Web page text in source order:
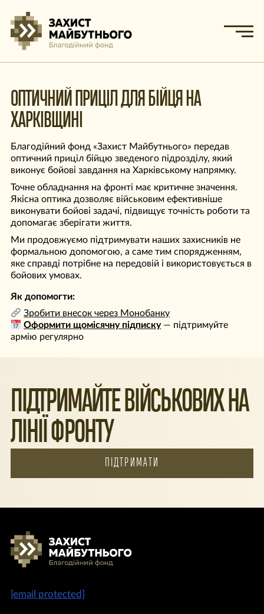
ОПТИЧНИЙ ПРИЦІЛ ДЛЯ БІЙЦЯ НА
ХАРКІВЩИНІ
Благодійний фонд «Захист Майбутнього» передав
оптичний приціл бійцю зведеного підрозділу, який
виконує бойові завдання на Харківському напрямку.
Точне обладнання на фронті має критичне значення.
Якісна оптика дозволяє військовим ефективніше
виконувати бойові задачі, підвищує точність роботи та
допомагає зберігати життя.
Ми продовжуємо підтримувати наших захисників не
формальною допомогою, а саме тим спорядженням,
яке справді потрібне на передовій і використовується в
бойових умовах.
Як допомогти:
Зробити внесок через Монобанку
Оформити щомісячну підписку— підтримуйте
армію регулярно
ПІДТРИМАЙТЕ ВІЙСЬКОВИХ НА
ЛІНІЇ ФРОНТУ
ПІДТРИМАТИ
[email protected]